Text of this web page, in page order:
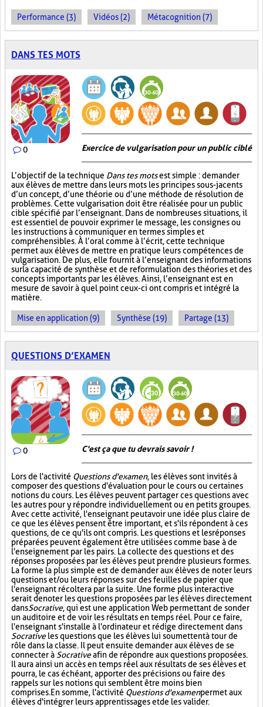
Performance (3) Vidéos (2) Métacognition (7)
DANS TES MOTS
0 Exercice de vulgarisation pour un public ciblé
L’objectif de la technique Dans tes motsest simple : demander
aux élèves de mettre dans leurs mots les principes sous-jacents
d’un concept, d’une théorie ou d’une méthode de résolution de
problèmes. Cette vulgarisation doit être réalisée pour un public
cible spécifié par l’enseignant. Dans de nombreuses situations, il
est essentiel de pouvoir exprimer le message, les consignes ou
les instructions à communiquer en termes simples et
compréhensibles. À l’oral comme à l’écrit, cette technique
permet aux élèves de mettre en pratique leurs compétences de
vulgarisation. De plus, elle fournit à l’enseignant des informations
sur la capacité de synthèse et de reformulation des théories et des
concepts importants par les élèves. Ainsi, l’enseignant est en
mesure de savoir à quel point ceux-ci ont compris et intégré la
matière.
Mise en application (9) Synthèse (19) Partage (13)
QUESTIONS D’EXAMEN
0 C'est ça que tu devrais savoir !
Lors de l'activité Questions d'examen, les élèves sont invités à
composer des questions d'évaluation pour le cours ou certaines
notions du cours. Les élèves peuvent partager ces questions avec
les autres pour y répondre individuellement ou en petits groupes.
Avec cette activité, l'enseignant peut avoir une idée plus claire de
ce que les élèves pensent être important, et s'ils répondent à ces
questions, de ce qu'ils ont compris. Les questions et les réponses
préparées peuvent également être utilisées comme base à de
l'enseignement par les pairs. La collecte des questions et des
réponses proposées par les élèves peut prendre plusieurs formes.
La forme la plus simple est de demander aux élèves de noter leurs
questions et/ou leurs réponses sur des feuilles de papier que
l'enseignant récoltera par la suite. Une forme plus interactive
serait de noter les questions proposées par les élèves directement
dansSocrative, qui est une application Web permettant de sonder
un auditoire et de voir les résultats en temps réel. Pour ce faire,
l'enseignant s'installe à l'ordinateur et rédige directement dans
Socrativeles questions que les élèves lui soumettent à tour de
rôle dans la classe. Il peut ensuite demander aux élèves de se
connecter à Socrativeafin de répondre aux questions proposées.
Il aura ainsi un accès en temps réel aux résultats de ses élèves et
pourra, le cas échéant, apporter des précisions ou faire des
rappels sur les notions qui semblent être moins bien
comprises. En somme, l'activité Questions d'examenpermet aux
élèves d'intégrer leurs apprentissages et de les valider.